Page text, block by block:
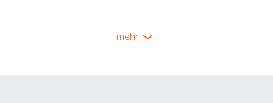
mehr